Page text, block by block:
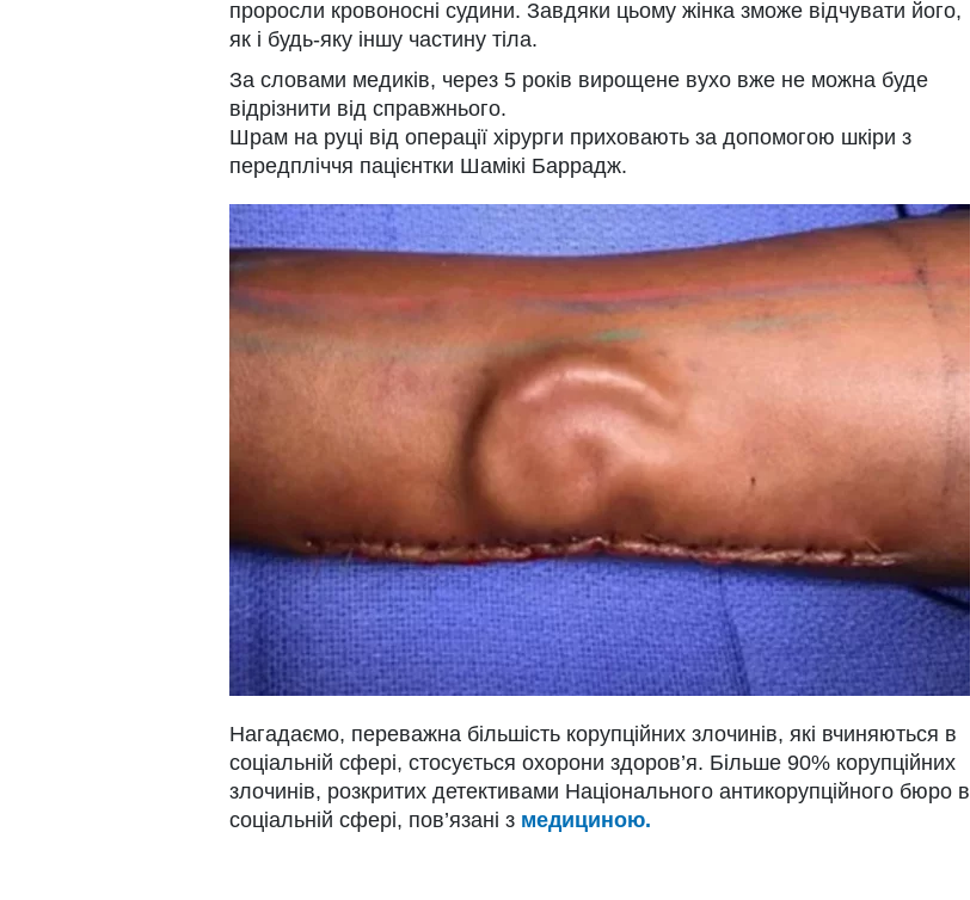
проросли кровоносні судини. Завдяки цьому жінка зможе відчувати його,
як і будь-яку іншу частину тіла.
За словами медиків, через 5 років вирощене вухо вже не можна буде
відрізнити від справжнього.
Шрам на руці від операції хірурги приховають за допомогою шкіри з
передпліччя пацієнтки Шамікі Баррадж.
Нагадаємо, переважна більшість корупційних злочинів, які вчиняються в
соціальній сфері, стосується охорони здоров’я. Більше 90% корупційних
злочинів, розкритих детективами Національного антикорупційного бюро в
соціальній сфері, пов’язані з медициною.